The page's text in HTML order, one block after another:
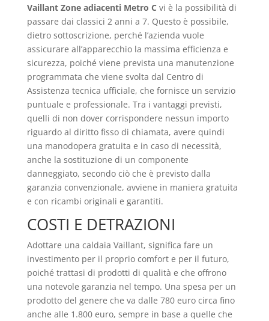
Vaillant Zone adiacenti Metro C vi è la possibilità di
passare dai classici 2 anni a 7. Questo è possibile,
dietro sottoscrizione, perché l’azienda vuole
assicurare all’apparecchio la massima efficienza e
sicurezza, poiché viene prevista una manutenzione
programmata che viene svolta dal Centro di
Assistenza tecnica ufficiale, che fornisce un servizio
puntuale e professionale. Tra i vantaggi previsti,
quelli di non dover corrispondere nessun importo
riguardo al diritto fisso di chiamata, avere quindi
una manodopera gratuita e in caso di necessità,
anche la sostituzione di un componente
danneggiato, secondo ciò che è previsto dalla
garanzia convenzionale, avviene in maniera gratuita
e con ricambi originali e garantiti.
COSTI E DETRAZIONI
Adottare una caldaia Vaillant, significa fare un
investimento per il proprio comfort e per il futuro,
poiché trattasi di prodotti di qualità e che offrono
una notevole garanzia nel tempo. Una spesa per un
prodotto del genere che va dalle 780 euro circa fino
anche alle 1.800 euro, sempre in base a quelle che